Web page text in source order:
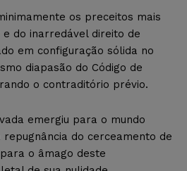
os preceitos mais
do inarredável direito de
em configuração sólida no
diapasão do Código de
o contraditório prévio.
emergiu para o mundo
do cerceamento de
o âmago deste